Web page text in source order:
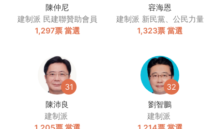
陳仲尼
建制派 民建聯贊助會員
1,297票 當選
容海恩
建制派 新民黨、公民力量
1,323票 當選
31
陳沛良
建制派
32
劉智鵬
建制派